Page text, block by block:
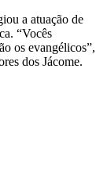
a atuação de
“Vocês
os evangélicos”,
dos Jácome.